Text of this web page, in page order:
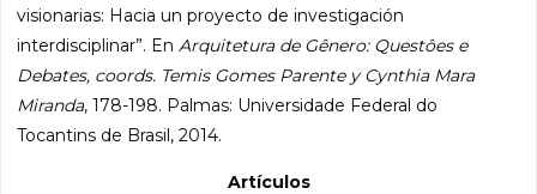
visionarias: Hacia un proyecto de investigación
interdisciplinar”. EnArquitetura de Gênero: Questôes e
Debates, coords. Temis Gomes Parente y Cynthia Mara
Miranda, 178-198. Palmas: Universidade Federal do
Tocantins de Brasil, 2014.
Artículos